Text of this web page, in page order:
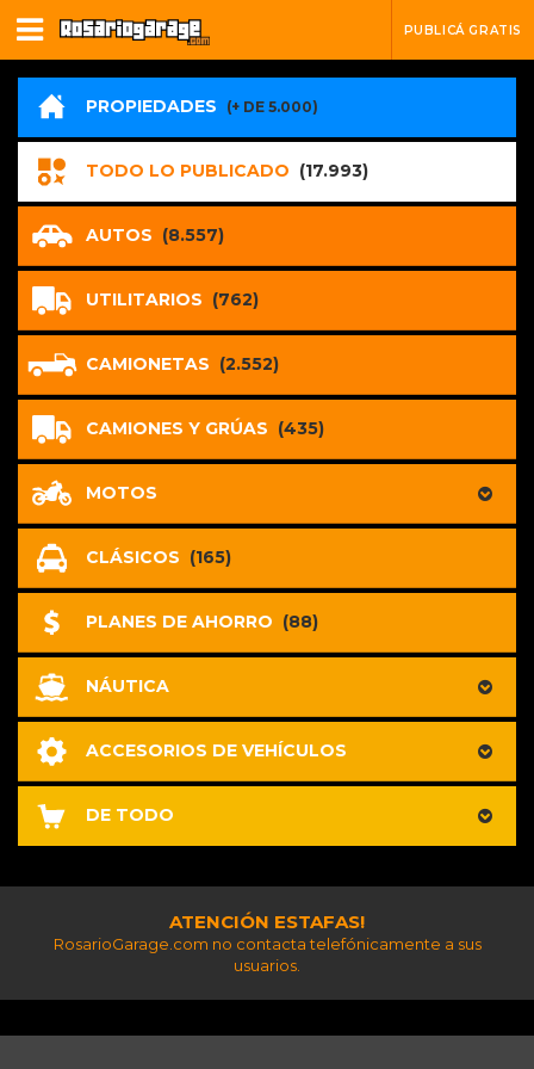
PUBLICÁ GRATIS
PROPIEDADES (+ DE 5.000)
TODO LO PUBLICADO (17.993)
AUTOS (8.557)
UTILITARIOS (762)
CAMIONETAS (2.552)
CAMIONES Y GRÚAS (435)
MOTOS
CLÁSICOS (165)
PLANES DE AHORRO (88)
NÁUTICA
ACCESORIOS DE VEHÍCULOS
DE TODO
ATENCIÓN ESTAFAS!
RosarioGarage.com no contacta telefónicamente a sus
usuarios.